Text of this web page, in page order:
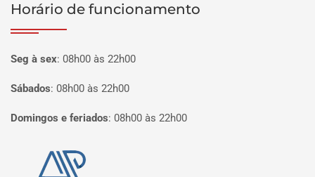
Horário de funcionamento
Seg à sex: 08h00 às 22h00
Sábados: 08h00 às 22h00
Domingos e feriados: 08h00 às 22h00
Página inicial